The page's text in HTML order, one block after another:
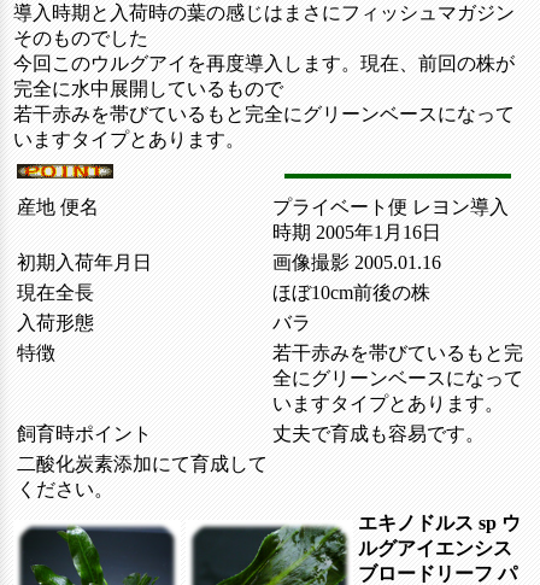
導入時期と入荷時の葉の感じはまさにフィッシュマガジン
そのものでした
今回このウルグアイを再度導入します。現在、前回の株が
完全に水中展開しているもので
若干赤みを帯びているもと完全にグリーンベースになって
いますタイプとあります。
産地 便名
プライベート便 レヨン導入
時期 2005年1月16日
初期入荷年月日
画像撮影 2005.01.16
現在全長
ほぼ10cm前後の株
入荷形態
バラ
特徴
若干赤みを帯びているもと完
全にグリーンベースになって
いますタイプとあります。
飼育時ポイント
丈夫で育成も容易です。
二酸化炭素添加にて育成して
ください。
エキノドルス sp ウ
ルグアイエンシス
ブロードリーフ パ